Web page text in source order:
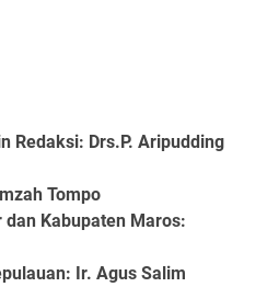
Redaksi: Drs.P. Aripudding
Tompo
Kabupaten Maros:
: Ir. Agus Salim